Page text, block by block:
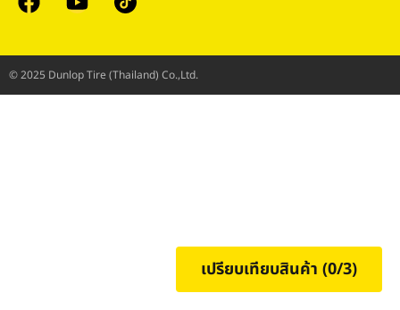
© 2025 Dunlop Tire (Thailand) Co.,Ltd.
เปรียบเทียบสินค้า (0/3)